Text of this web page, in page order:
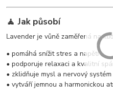
🧘 Jak působí
Lavender je vůně zaměřená na
• pomáhá snížit stres a napětí
• podporuje relaxaci a kvalitní
• zklidňuje mysl a nervový systém
• vytváří jemnou a harmonickou